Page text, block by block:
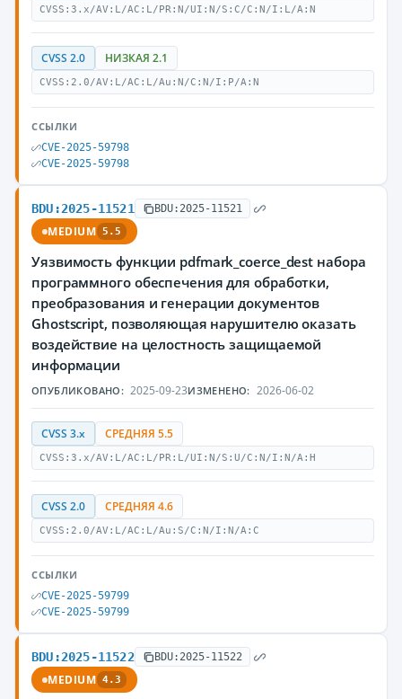
CVSS:3.x/AV:L/AC:L/PR:N/UI:N/S:C/C:N/I:L/A:N
CVSS 2.0 НИЗКАЯ 2.1
CVSS:2.0/AV:L/AC:L/Au:N/C:N/I:P/A:N
ССЫЛКИ
CVE-2025-59798
CVE-2025-59798
BDU:2025-11521 BDU:2025-11521
MEDIUM 5.5
Уязвимость функции pdfmark_coerce_dest набора
программного обеспечения для обработки,
преобразования и генерации документов
Ghostscript, позволяющая нарушителю оказать
воздействие на целостность защищаемой
информации
ОПУБЛИКОВАНО: 2025-09-23ИЗМЕНЕНО: 2026-06-02
CVSS 3.x СРЕДНЯЯ 5.5
CVSS:3.x/AV:L/AC:L/PR:L/UI:N/S:U/C:N/I:N/A:H
CVSS 2.0 СРЕДНЯЯ 4.6
CVSS:2.0/AV:L/AC:L/Au:S/C:N/I:N/A:C
ССЫЛКИ
CVE-2025-59799
CVE-2025-59799
BDU:2025-11522 BDU:2025-11522
MEDIUM 4.3